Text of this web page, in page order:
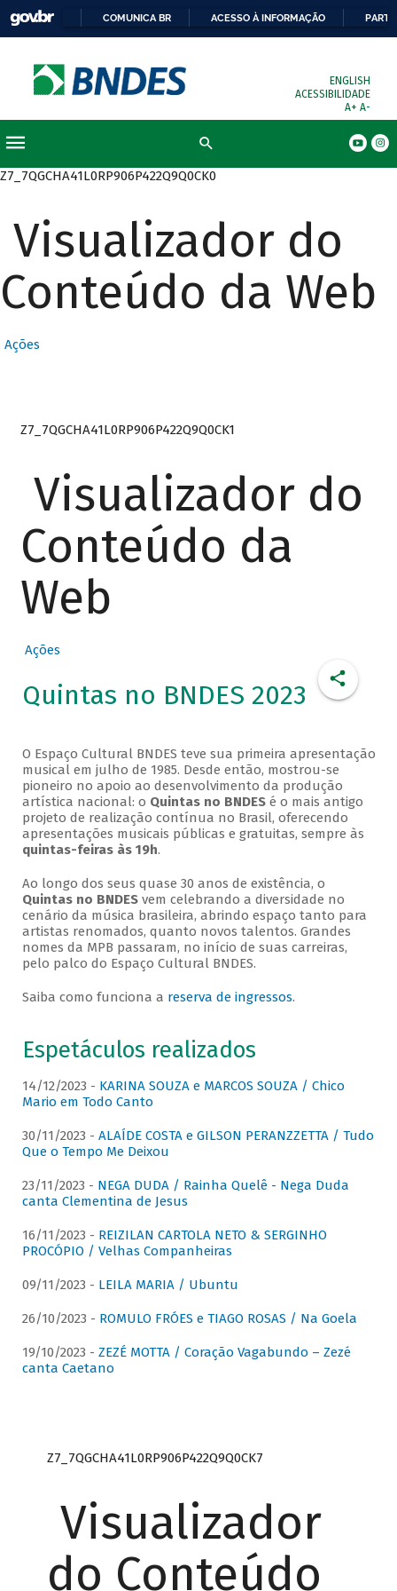
COMUNICA BR ACESSO À INFORMAÇÃO
ENGLISH
ACESSIBILIDADE
A+ A-
Z7_7QGCHA41L0RP906P422Q9Q0CK0
Visualizador do
Conteúdo da Web
Ações
Z7_7QGCHA41L0RP906P422Q9Q0CK1
Visualizador do
Conteúdo da
Web
Ações
Quintas no BNDES 2023
O Espaço Cultural BNDES teve sua primeira apresentação
musical em julho de 1985. Desde então, mostrou-se
pioneiro no apoio ao desenvolvimento da produção
artística nacional: o Quintas no BNDESé o mais antigo
projeto de realização contínua no Brasil, oferecendo
apresentações musicais públicas e gratuitas, sempre às
quintas-feiras às 19h.
Ao longo dos seus quase 30 anos de existência, o
Quintas no BNDESvem celebrando a diversidade no
cenário da música brasileira, abrindo espaço tanto para
artistas renomados, quanto novos talentos. Grandes
nomes da MPB passaram, no início de suas carreiras,
pelo palco do Espaço Cultural BNDES.
Saiba como funciona a reserva de ingressos.
Espetáculos realizados
14/12/2023 - KARINA SOUZA e MARCOS SOUZA / Chico
Mario em Todo Canto
30/11/2023 - ALAÍDE COSTA e GILSON PERANZZETTA / Tudo
Que o Tempo Me Deixou
23/11/2023 - NEGA DUDA / Rainha Quelê - Nega Duda
canta Clementina de Jesus
16/11/2023 - REIZILAN CARTOLA NETO & SERGINHO
PROCÓPIO / Velhas Companheiras
09/11/2023 - LEILA MARIA / Ubuntu
26/10/2023 - ROMULO FRÓES e TIAGO ROSAS / Na Goela
19/10/2023 - ZEZÉ MOTTA / Coração Vagabundo – Zezé
canta Caetano
Z7_7QGCHA41L0RP906P422Q9Q0CK7
Visualizador
do Conteúdo